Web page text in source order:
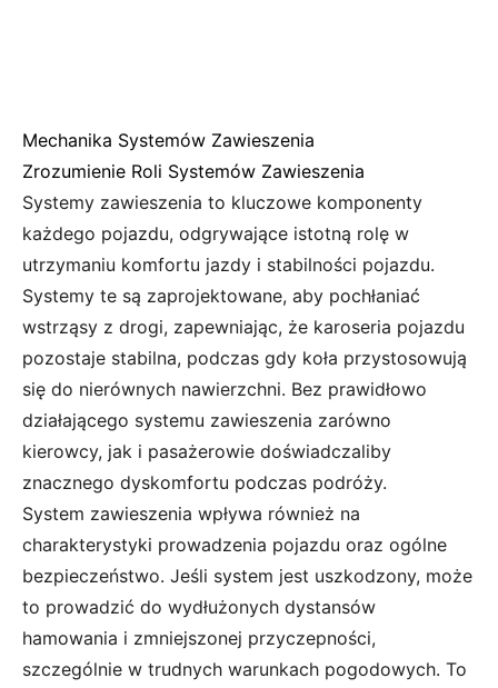
Mechanika Systemów Zawieszenia
Zrozumienie Roli Systemów Zawieszenia
Systemy zawieszenia to kluczowe komponenty
każdego pojazdu, odgrywające istotną rolę w
utrzymaniu komfortu jazdy i stabilności pojazdu.
Systemy te są zaprojektowane, aby pochłaniać
wstrząsy z drogi, zapewniając, że karoseria pojazdu
pozostaje stabilna, podczas gdy koła przystosowują
się do nierównych nawierzchni. Bez prawidłowo
działającego systemu zawieszenia zarówno
kierowcy, jak i pasażerowie doświadczaliby
znacznego dyskomfortu podczas podróży.
System zawieszenia wpływa również na
charakterystyki prowadzenia pojazdu oraz ogólne
bezpieczeństwo. Jeśli system jest uszkodzony, może
to prowadzić do wydłużonych dystansów
hamowania i zmniejszonej przyczepności,
szczególnie w trudnych warunkach pogodowych. To